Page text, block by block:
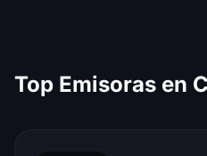
Top Emisoras en